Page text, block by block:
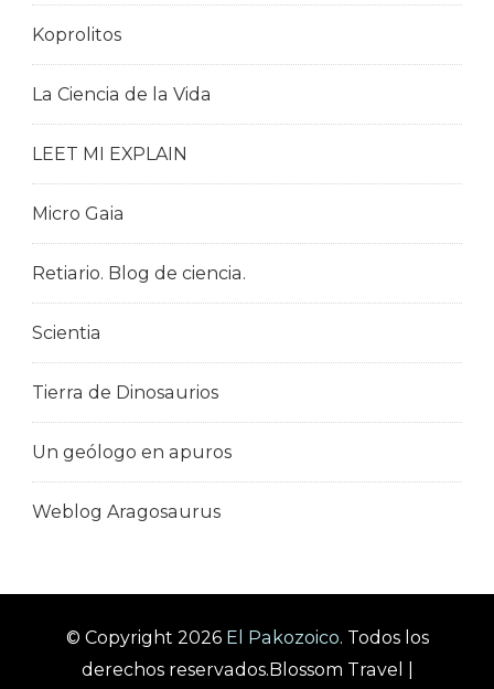
Koprolitos
La Ciencia de la Vida
LEET MI EXPLAIN
Micro Gaia
Retiario. Blog de ciencia.
Scientia
Tierra de Dinosaurios
Un geólogo en apuros
Weblog Aragosaurus
© Copyright 2026 El Pakozoico. Todos los
derechos reservados.Blossom Travel |